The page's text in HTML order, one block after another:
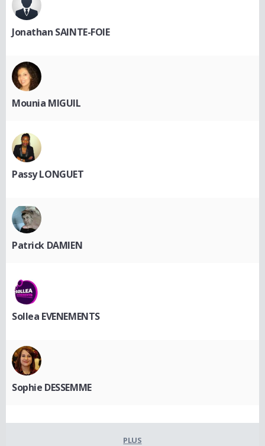
Jonathan SAINTE-FOIE
Mounia MIGUIL
Passy LONGUET
Patrick DAMIEN
Sollea EVENEMENTS
Sophie DESSEMME
PLUS